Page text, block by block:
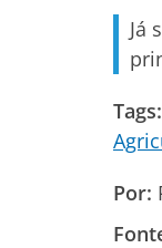
Já
Tags:
Por: